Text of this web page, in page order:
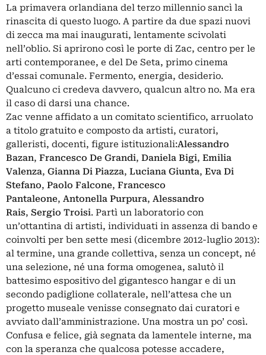
La primavera orlandiana del terzo millennio sancì la
rinascita di questo luogo. A partire da due spazi nuovi
di zecca ma mai inaugurati, lentamente scivolati
nell’oblio. Si aprirono così le porte di Zac, centro per le
arti contemporanee, e del De Seta, primo cinema
d’essai comunale. Fermento, energia, desiderio.
Qualcuno ci credeva davvero, qualcun altro no. Ma era
il caso di darsi una chance.
Zac venne affidato a un comitato scientifico, arruolato
a titolo gratuito e composto da artisti, curatori,
galleristi, docenti, figure istituzionali:Alessandro
Bazan, Francesco De Grandi, Daniela Bigi, Emilia
Valenza, Gianna Di Piazza, Luciana Giunta, Eva Di
Stefano, Paolo Falcone, Francesco
Pantaleone, Antonella Purpura, Alessandro
Rais, Sergio Troisi. Partì un laboratorio con
un’ottantina di artisti, individuati in assenza di bando e
coinvolti per ben sette mesi (dicembre 2012-luglio 2013):
al termine, una grande collettiva, senza un concept, né
una selezione, né una forma omogenea, salutò il
battesimo espositivo del gigantesco hangar e di un
secondo padiglione collaterale, nell’attesa che un
progetto museale venisse consegnato dai curatori e
avviato dall’amministrazione. Una mostra un po’ così.
Confusa e felice, già segnata da lamentele interne, ma
con la speranza che qualcosa potesse accadere,